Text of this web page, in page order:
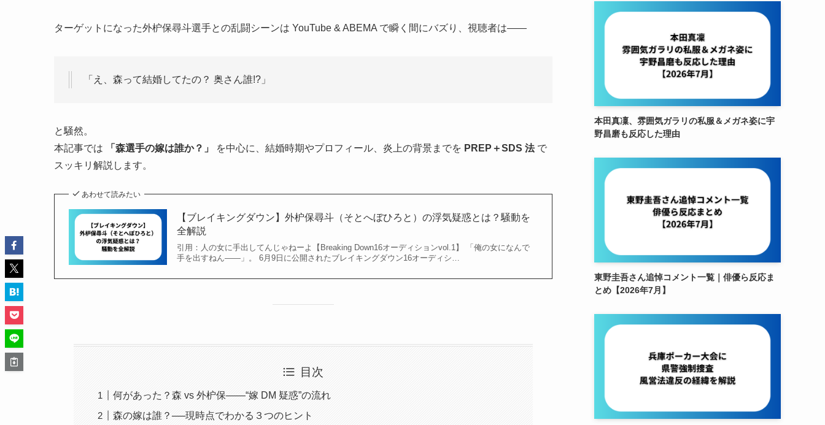
ターゲットになった外枦保尋斗選手との乱闘シーンは YouTube & ABEMA で瞬く間にバズり、視聴者は――
「え、森って結婚してたの？ 奥さん誰!?」
と騒然。
本記事では
「森選手の嫁は誰か？」 を中心に、結婚時期やプロフィール、炎上の背景までを PREP＋SDS 法で
スッキリ解説します。
あわせて読みたい
【ブレイキングダウン】外枦保尋斗（そとへぼひろと）の浮気疑惑とは？騒動を
全解説
引用：人の女に手出してんじゃねーよ【Breaking Down16オーディションvol.1】 「俺の女になんで
手を出すねん――」。 6月9日に公開されたブレイキングダウン16オーディシ…
目次
何があった？森 vs 外枦保――“嫁 DM 疑惑”の流れ
森の嫁は誰？──現時点でわかる３つのヒント
本田真凜、雰囲気ガラリの私服＆メガネ姿に宇
野昌磨も反応した理由
東野圭吾さん追悼コメント一覧｜俳優ら反応ま
とめ【2026年7月】